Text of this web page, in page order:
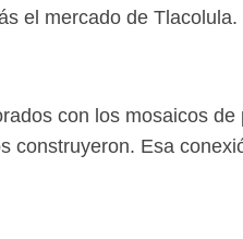
el mercado de Tlacolula.
con los mosaicos de
construyeron. Esa